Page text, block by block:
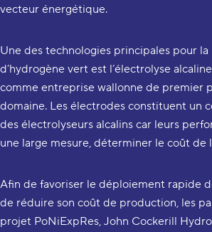
vecteur énergétique.
Une des technologies principales pour
d’hydrogène vert est l’électrolyse
comme entreprise wallonne de premier
domaine. Les électrodes constituent un
des électrolyseurs alcalins car leurs
une large mesure, déterminer le coût de
Afin de favoriser le déploiement rapide
de réduire son coût de production, les
projet PoNiExpRes, John Cockerill